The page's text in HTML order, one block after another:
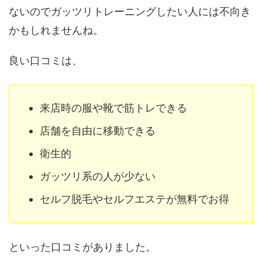
ないのでガッツリトレーニングしたい人には不向き
かもしれませんね。
良い口コミは、
来店時の服や靴で筋トレできる
店舗を自由に移動できる
衛生的
ガッツリ系の人が少ない
セルフ脱毛やセルフエステが無料でお得
といった口コミがありました。